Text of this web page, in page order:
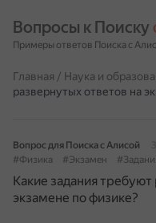
Вопросы к Поиску
Примеры ответов Поиска с
Главная / Наука и
развернутых ответов на
Вопрос для Поиска с Алисой
#Физика
#Экзамен
Какие задания
экзамене по физике?